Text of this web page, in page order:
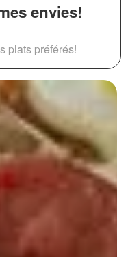
envies!
plats préférés!